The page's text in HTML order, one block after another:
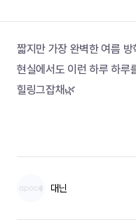
짧지만 가장 완벽한 여름
현실에서도 이런 하루 하루
힐링그잡채🌿
대닌